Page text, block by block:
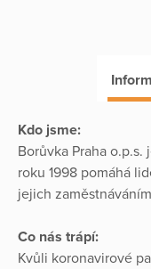
Kdo jsme:
Borůvka Praha
roku 1998 pomáhá
jejich
Co nás trápí:
Kvůli koronavirové